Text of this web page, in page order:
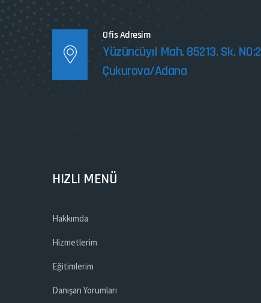
Ofis Adresim
Yüzüncüyıl Mah. 85213. Sk. NO:2
Çukurova/Adana
HIZLI MENÜ
Hakkımda
Hizmetlerim
Eğitimlerim
Danışan Yorumları